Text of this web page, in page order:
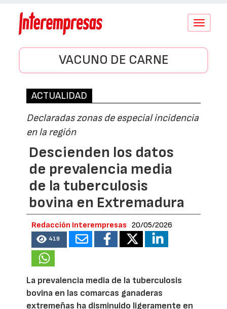
Conmutar
VACUNO DE CARNE
ACTUALIDAD
Declaradas zonas de especial incidencia
en la región
Descienden los datos
de prevalencia media
de la tuberculosis
bovina en Extremadura
Redacción Interempresas 20/05/2026
419
La prevalencia media de la tuberculosis
bovina en las comarcas ganaderas
extremeñas ha disminuido ligeramente en